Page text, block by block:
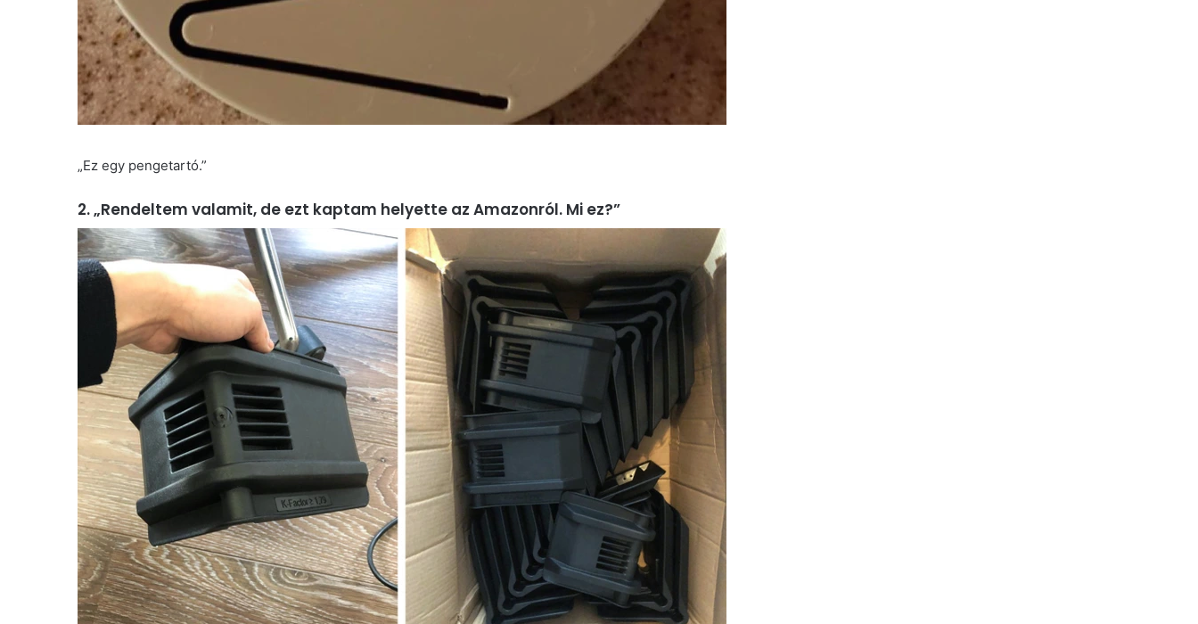
„Ez egy pengetartó.”
2. „Rendeltem valamit, de ezt kaptam helyette az Amazonról. Mi ez?”